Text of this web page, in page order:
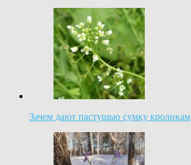
Зачем дают пастушью сумку кроликам